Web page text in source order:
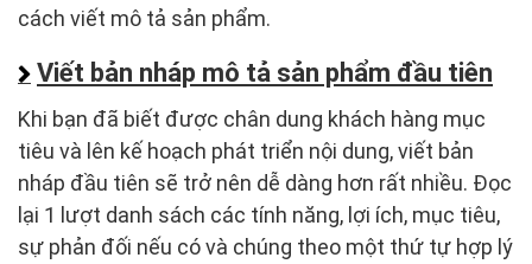
cách viết mô tả sản phẩm.
Viết bản nháp mô tả sản phẩm đầu tiên
Khi bạn đã biết được chân dung khách hàng mục
tiêu và lên kế hoạch phát triển nội dung, viết bản
nháp đầu tiên sẽ trở nên dễ dàng hơn rất nhiều. Đọc
lại 1 lượt danh sách các tính năng, lợi ích, mục tiêu,
sự phản đối nếu có và chúng theo một thứ tự hợp lý